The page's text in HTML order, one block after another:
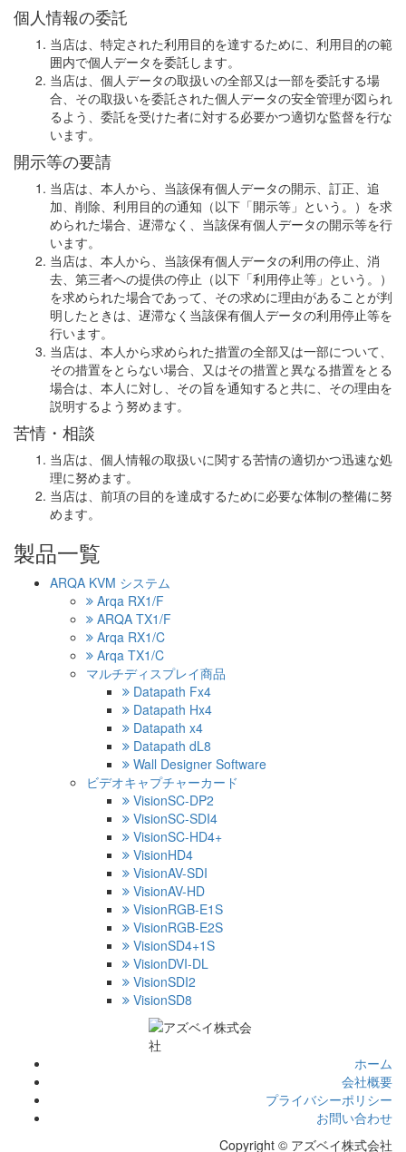
個人情報の委託
当店は、特定された利用目的を達するために、利用目的の範
囲内で個人データを委託します。
当店は、個人データの取扱いの全部又は一部を委託する場
合、その取扱いを委託された個人データの安全管理が図られ
るよう、委託を受けた者に対する必要かつ適切な監督を行な
います。
開示等の要請
当店は、本人から、当該保有個人データの開示、訂正、追
加、削除、利用目的の通知（以下「開示等」という。）を求
められた場合、遅滞なく、当該保有個人データの開示等を行
います。
当店は、本人から、当該保有個人データの利用の停止、消
去、第三者への提供の停止（以下「利用停止等」という。）
を求められた場合であって、その求めに理由があることが判
明したときは、遅滞なく当該保有個人データの利用停止等を
行います。
当店は、本人から求められた措置の全部又は一部について、
その措置をとらない場合、又はその措置と異なる措置をとる
場合は、本人に対し、その旨を通知すると共に、その理由を
説明するよう努めます。
苦情・相談
当店は、個人情報の取扱いに関する苦情の適切かつ迅速な処
理に努めます。
当店は、前項の目的を達成するために必要な体制の整備に努
めます。
製品一覧
ARQA KVM システム
Arqa RX1/F
ARQA TX1/F
Arqa RX1/C
Arqa TX1/C
マルチディスプレイ商品
Datapath Fx4
Datapath Hx4
Datapath x4
Datapath dL8
Wall Designer Software
ビデオキャプチャーカード
VisionSC-DP2
VisionSC-SDI4
VisionSC-HD4+
VisionHD4
VisionAV-SDI
VisionAV-HD
VisionRGB-E1S
VisionRGB-E2S
VisionSD4+1S
VisionDVI-DL
VisionSDI2
VisionSD8
ホーム
会社概要
プライバシーポリシー
お問い合わせ
Copyright © アズベイ株式会社